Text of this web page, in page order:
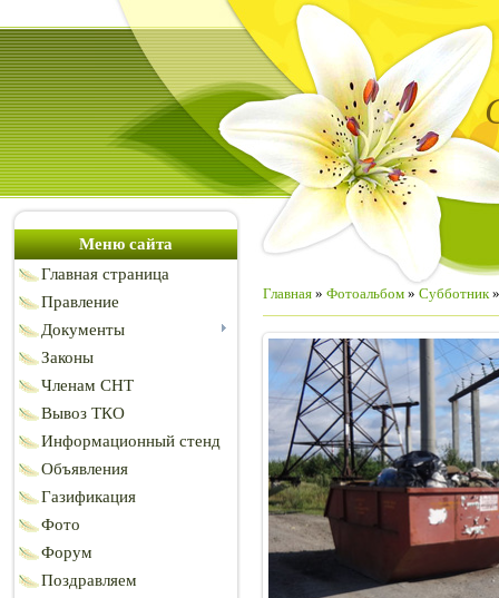
Меню сайта
Главная страница
Правление
Документы
Законы
Членам СНТ
Вывоз ТКО
Информационный стенд
Объявления
Газификация
Фото
Форум
Поздравляем
Главная » Фотоальбом » Субботник»